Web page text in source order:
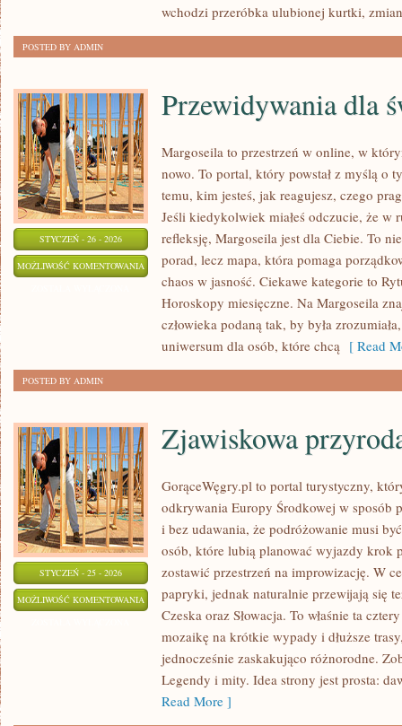
wchodzi przeróbka ulubionej kurtki,
POSTED BY ADMIN
STYCZEŃ - 26 - 2026
MOŻLIWOŚĆ KOMENTOWANIA PRZEWIDYWANIA
ŚWIATA
Przewidywania dla
Margoseila to przestrzeń w online, w
nowo. To portal, który powstał z myślą o
temu, kim jesteś, jak reagujesz, czego
Jeśli kiedykolwiek miałeś odczucie, że w
refleksję, Margoseila jest dla Ciebie. To
porad, lecz mapa, która pomaga
chaos w jasność. Ciekawe kategorie to
Horoskopy miesięczne. Na Margoseila
człowieka podaną tak, by była
uniwersum dla osób, które chcą [ Read
POSTED BY ADMIN
STYCZEŃ - 25 - 2026
MOŻLIWOŚĆ KOMENTOWANIA ZJAWISKOWA
PRZYRODA
Zjawiskowa
GorąceWęgry.pl to portal turystyczny,
odkrywania Europy Środkowej w sposób
i bez udawania, że podróżowanie musi
osób, które lubią planować wyjazdy krok
zostawić przestrzeń na improwizację. W
papryki, jednak naturalnie przewijają się
Czeska oraz Słowacja. To właśnie ta
mozaikę na krótkie wypady i dłuższe
jednocześnie zaskakująco różnorodne.
Legendy i mity. Idea strony jest prosta:
Read More ]